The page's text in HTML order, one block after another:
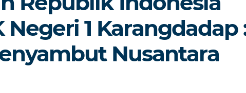
Negeri 1 Karangdadap
Nusantara